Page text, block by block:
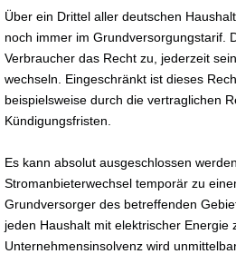
Über ein Drittel aller deutschen
noch immer im Grundversorgungstarif.
Verbraucher das Recht zu, jederzeit
wechseln. Eingeschränkt ist dieses
beispielsweise durch die vertraglichen
Kündigungsfristen.
Es kann absolut ausgeschlossen
Stromanbieterwechsel temporär zu
Grundversorger des betreffenden
jeden Haushalt mit elektrischer Energie
Unternehmensinsolvenz wird